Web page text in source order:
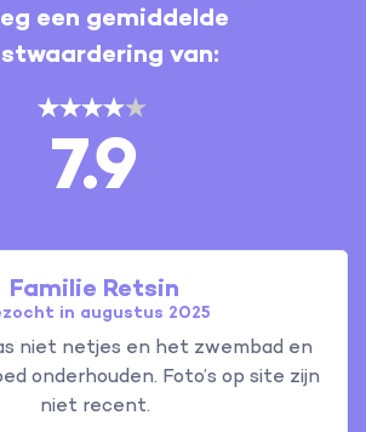
een gemiddelde
van:
7.9
Familie Retsin
in augustus 2025
niet netjes en het zwembad en
onderhouden. Foto’s op site zijn
niet recent.